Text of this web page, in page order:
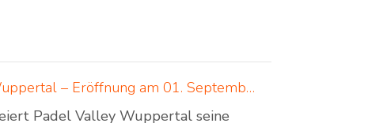
Padelcreations baut Padelcourts für Padel Valley Wuppertal – Eröffnung am 01. September 2024
Padel Valley Wuppertal seine